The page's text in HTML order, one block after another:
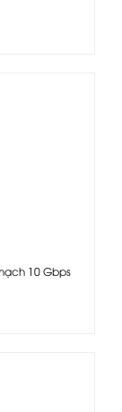
10 Gbps